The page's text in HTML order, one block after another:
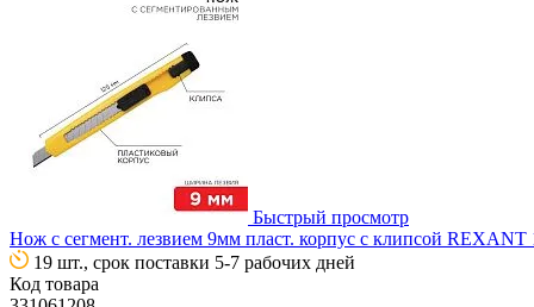
Быстрый просмотр
Нож с сегмент. лезвием 9мм пласт. корпус с клипсой REXANT
19 шт., срок поставки 5-7 рабочих дней
Код товара